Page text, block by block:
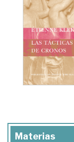
Materias